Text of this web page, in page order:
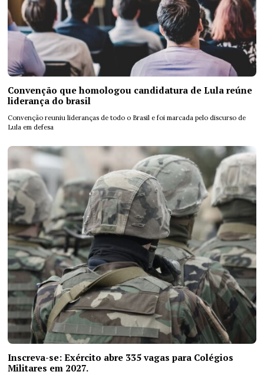
Convenção que homologou candidatura de Lula reúne
liderança do brasil
Convenção reuniu lideranças de todo o Brasil e foi marcada pelo discurso de
Lula em defesa
Inscreva-se: Exército abre 335 vagas para Colégios
Militares em 2027.